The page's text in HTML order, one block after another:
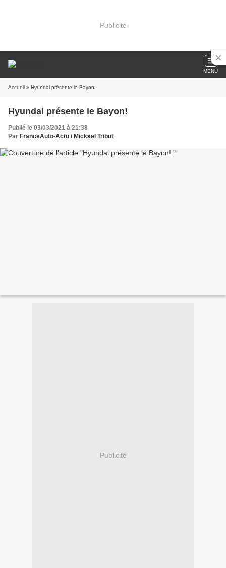
Publicité
MENU
Accueil » Hyundai présente le Bayon!
Hyundai présente le Bayon!
Publié le 03/03/2021 à 21:38
Par FranceAuto-Actu / Mickaël Tribut
Publicité